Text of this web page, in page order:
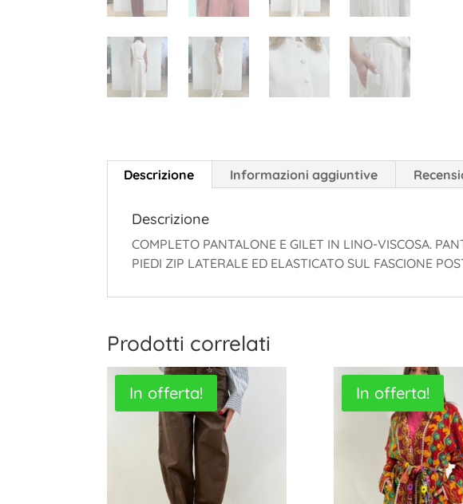
Descrizione Informazioni aggiuntive
Descrizione
COMPLETO PANTALONE E GILET IN LINO-VISCOSA.
PIEDI ZIP LATERALE ED ELASTICATO SUL FASCIONE
Prodotti correlati
In offerta! In offerta!